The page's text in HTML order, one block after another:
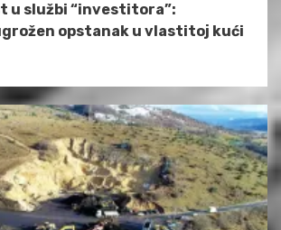
u službi “investitora”:
opstanak u vlastitoj kući